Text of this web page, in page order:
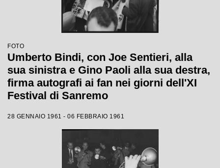
FOTO
Umberto Bindi, con Joe Sentieri, alla
sua sinistra e Gino Paoli alla sua destra,
firma autografi ai fan nei giorni dell'XI
Festival di Sanremo
28 GENNAIO 1961 - 06 FEBBRAIO 1961